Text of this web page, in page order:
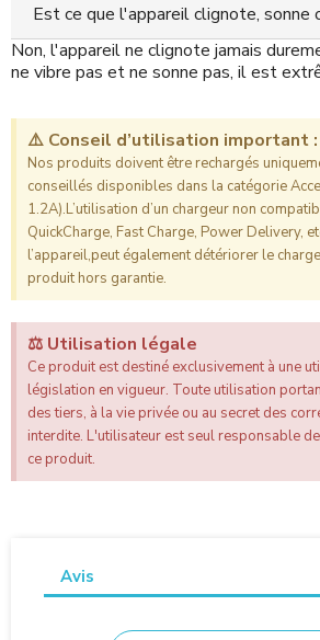
Est ce que l'appareil clignote, sonne
Non, l'appareil ne clignote jamais
ne vibre pas et ne sonne pas, il est
⚠️ Conseil d’utilisation important :
Nos produits doivent être rechargés
conseillés disponibles dans la catégorie
1.2A).L’utilisation d’un chargeur non
QuickCharge, Fast Charge, Power Delivery,
l’appareil,peut également détériorer le
produit hors garantie.
⚖️ Utilisation légale
Ce produit est destiné exclusivement à une
législation en vigueur. Toute utilisation
des tiers, à la vie privée ou au secret des
interdite. L'utilisateur est seul responsable
ce produit.
Avis